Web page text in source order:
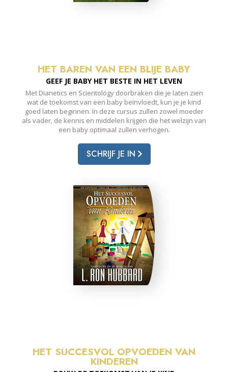
HET BAREN VAN EEN BLIJE BABY
GEEF JE BABY HET BESTE IN HET LEVEN
Met Dianetics en Scientology doorbraken die je laten zien
wat de toekomst van een baby beïnvloedt, kun je je kind
goed laten beginnen. In deze cursus zullen zowel moeder
als vader, de kennis en middelen krijgen die het welzijn van
een baby optimaal zullen verhogen.
SCHRIJF JE IN
HET SUCCESVOL OPVOEDEN VAN
KINDEREN